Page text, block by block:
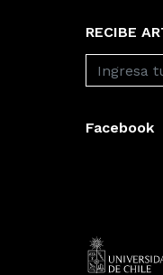
RECIBE
Facebook